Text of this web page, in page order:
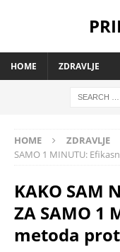
HOME ZDRAVLJE
HOME ZDRAVLJE
SAMO 1 MINUTU:
KAKO SAM
ZA SAMO 1
metoda